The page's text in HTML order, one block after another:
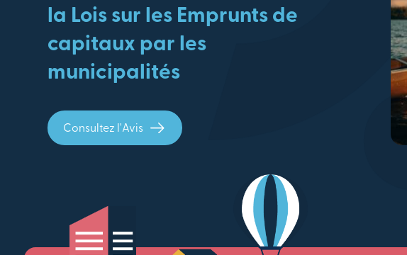
la Lois sur les Emprunts de
capitaux par les
municipalités
Consultez l'Avis